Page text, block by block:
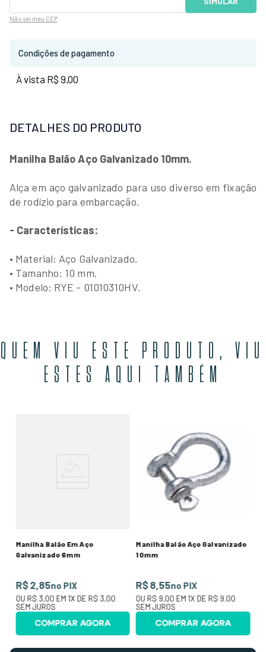
Não sei meu CEP
Condições de pagamento
À vista R$ 9,00
DETALHES DO PRODUTO
Manilha Balão Aço Galvanizado 10mm.
Alça em aço galvanizado para uso diverso em fixação
de rodízio para embarcação.
- Características:
• Material: Aço Galvanizado.
• Tamanho: 10 mm.
• Modelo: RYE - 01010310HV.
QUEM VIU ESTE PRODUTO, VIU
ESTES AQUI TAMBÉM
Manilha Balão Em Aço
Galvanizado 6mm
R$ 2,85no PIX
OU R$ 3,00 EM1X DE R$ 3,00
SEM JUROS
COMPRAR AGORA
Manilha Balão Aço Galvanizado
10mm
R$ 8,55no PIX
OU R$ 9,00 EM1X DE R$ 9,00
SEM JUROS
COMPRAR AGORA